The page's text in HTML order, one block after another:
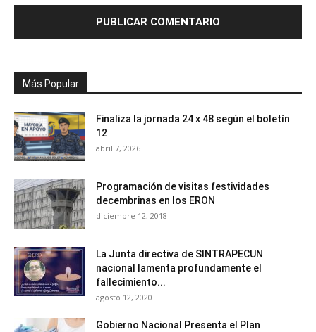
Más Popular
Finaliza la jornada 24 x 48 según el boletín
12
abril 7, 2026
Programación de visitas festividades
decembrinas en los ERON
diciembre 12, 2018
La Junta directiva de SINTRAPECUN
nacional lamenta profundamente el
fallecimiento...
agosto 12, 2020
Gobierno Nacional Presenta el Plan